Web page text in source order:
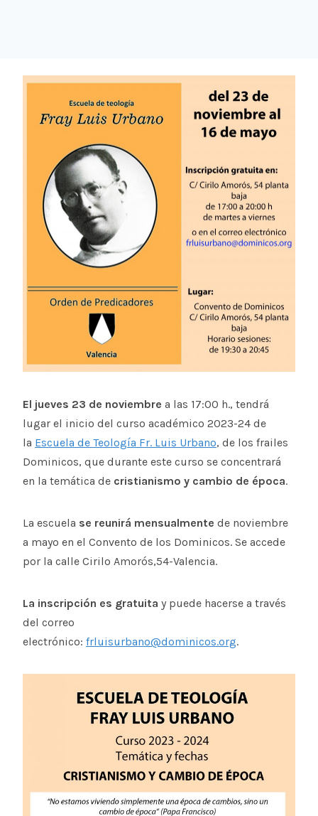
El jueves 23 de noviembre a las 17:00 h., tendrá
lugar el inicio del curso académico 2023-24 de
la Escuela de Teología Fr. Luis Urbano, de los frailes
Dominicos, que durante este curso se concentrará
en la temática de cristianismo y cambio de época.
La escuela se reunirá mensualmente de noviembre
a mayo en el Convento de los Dominicos. Se accede
por la calle Cirilo Amorós,54-Valencia.
La inscripción es gratuita y puede hacerse a través
del correo
electrónico: frluisurbano@dominicos.org.